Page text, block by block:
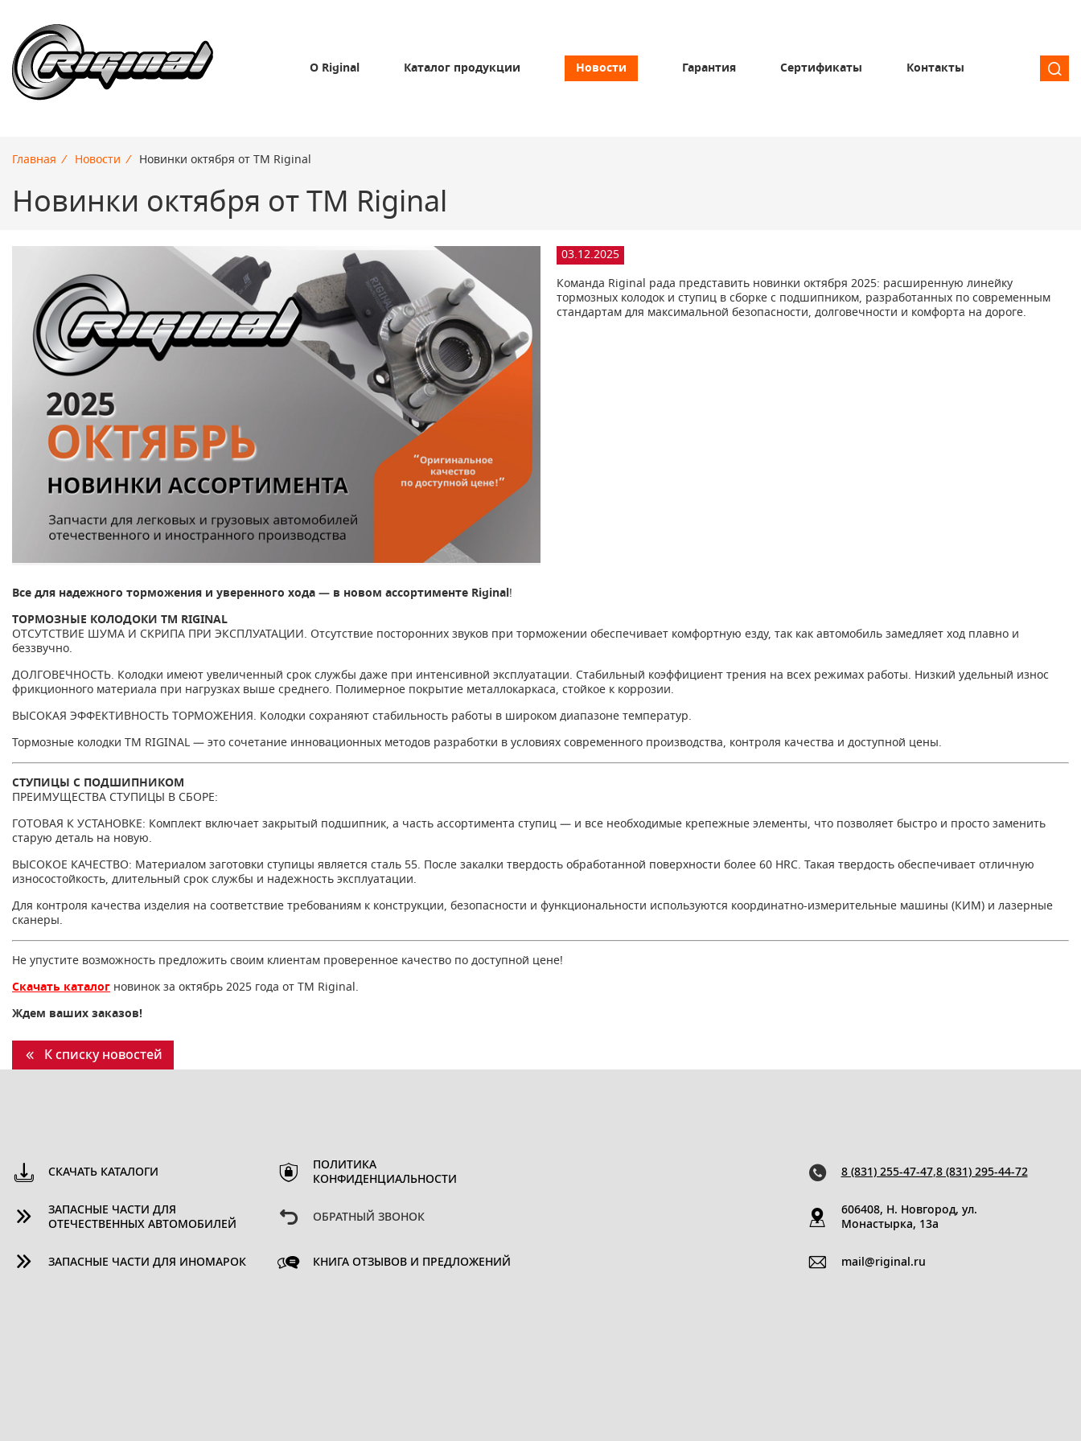
О Riginal Каталог продукции Новости Гарантия Сертификаты Контакты
Главная / Новости / Новинки октября от ТМ Riginal
Новинки октября от ТМ Riginal
03.12.2025
Команда Riginal рада представить новинки октября 2025: расширенную линейку
тормозных колодок и ступиц в сборке с подшипником, разработанных по современным
стандартам для максимальной безопасности, долговечности и комфорта на дороге.
Все для надежного торможения и уверенного хода — в новом ассортименте Riginal !
ТОРМОЗНЫЕ КОЛОДОКИ TM RIGINAL
ОТСУТСТВИЕ ШУМА И СКРИПА ПРИ ЭКСПЛУАТАЦИИ. Отсутствие посторонних звуков при торможении обеспечивает комфортную езду, так как автомобиль замедляет ход плавно и
беззвучно.
ДОЛГОВЕЧНОСТЬ. Колодки имеют увеличенный срок службы даже при интенсивной эксплуатации. Стабильный коэффициент трения на всех режимах работы. Низкий удельный износ
фрикционного материала при нагрузках выше среднего. Полимерное покрытие металлокаркаса, стойкое к коррозии.
ВЫСОКАЯ ЭФФЕКТИВНОСТЬ ТОРМОЖЕНИЯ. Колодки сохраняют стабильность работы в широком диапазоне температур.
Тормозные колодки TM RIGINAL — это сочетание инновационных методов разработки в условиях современного производства, контроля качества и доступной цены.
СТУПИЦЫ С ПОДШИПНИКОМ
ПРЕИМУЩЕСТВА СТУПИЦЫ В СБОРЕ:
ГОТОВАЯ К УСТАНОВКЕ: Комплект включает закрытый подшипник, а часть ассортимента ступиц — и все необходимые крепежные элементы, что позволяет быстро и просто заменить
старую деталь на новую.
ВЫСОКОЕ КАЧЕСТВО: Материалом заготовки ступицы является сталь 55. После закалки твердость обработанной поверхности более 60 HRC. Такая твердость обеспечивает отличную
износостойкость, длительный срок службы и надежность эксплуатации.
Для контроля качества изделия на соответствие требованиям к конструкции, безопасности и функциональности используются координатно-измерительные машины (КИМ) и лазерные
сканеры.
Не упустите возможность предложить своим клиентам проверенное качество по доступной цене!
Скачать каталог новинок за октябрь 2025 года от ТМ Riginal.
Ждем ваших заказов!
К списку новостей
СКАЧАТЬ КАТАЛОГИ
ЗАПАСНЫЕ ЧАСТИ ДЛЯ
ОТЕЧЕСТВЕННЫХ АВТОМОБИЛЕЙ
ЗАПАСНЫЕ ЧАСТИ ДЛЯ ИНОМАРОК
ПОЛИТИКА
КОНФИДЕНЦИАЛЬНОСТИ
ОБРАТНЫЙ ЗВОНОК
КНИГА ОТЗЫВОВ И ПРЕДЛОЖЕНИЙ
8 (831) 255-47-47,8 (831) 295-44-72
606408, Н. Новгород, ул.
Монастырка, 13a
mail@riginal.ru